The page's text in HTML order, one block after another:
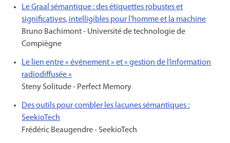
Le Graal sémantique : des étiquettes robustes et
significatives, intelligibles pour l’homme et la machine
Bruno Bachimont - Université de technologie de
Compiègne
Le lien entre « événement » et « gestion de l’information
radiodiffusée »
Steny Solitude - Perfect Memory
Des outils pour combler les lacunes sémantiques :
SeekioTech
Frédéric Beaugendre - SeekioTech